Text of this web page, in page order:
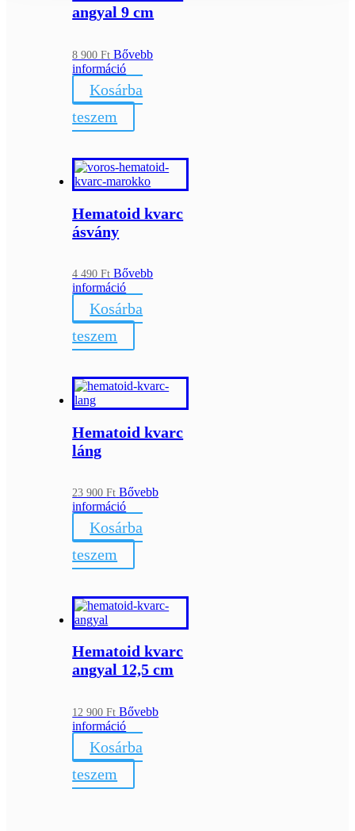
angyal 9 cm
8 900Ft Bővebb
információ
Kosárba
teszem
Hematoid kvarc
ásvány
4 490Ft Bővebb
információ
Kosárba
teszem
Hematoid kvarc
láng
23 900Ft Bővebb
információ
Kosárba
teszem
Hematoid kvarc
angyal 12,5 cm
12 900Ft Bővebb
információ
Kosárba
teszem